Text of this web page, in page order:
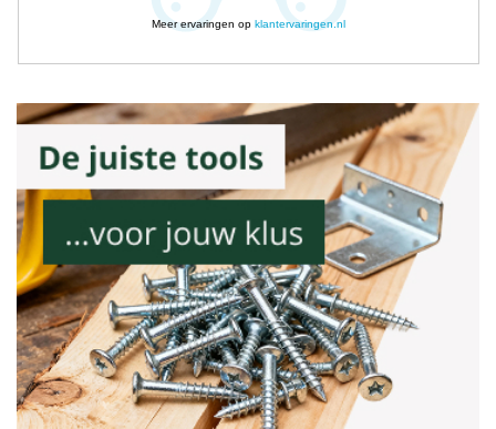
Meer ervaringen op klantervaringen.nl